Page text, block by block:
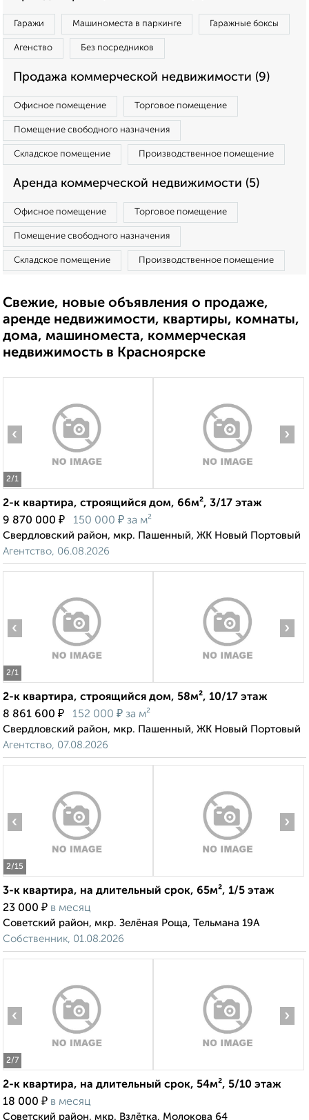
Гаражи Машиноместа в паркинге Гаражные боксы
Агенство Без посредников
Продажа коммерческой недвижимости (9)
Офисное помещение Торговое помещение
Помещение свободного назначения
Складское помещение Производственное помещение
Аренда коммерческой недвижимости (5)
Офисное помещение Торговое помещение
Помещение свободного назначения
Складское помещение Производственное помещение
Свежие, новые объявления о продаже,
аренде недвижимости, квартиры, комнаты,
дома, машиноместа, коммерческая
недвижимость в Красноярске
2/1
‹ ›
2-к квартира, строящийся дом, 66м², 3/17 этаж
9 870 000 ₽ 150 000 ₽ за м²
Свердловский район, мкр. Пашенный, ЖК Новый Портовый
Агентство, 06.08.2026
2/1
‹ ›
2-к квартира, строящийся дом, 58м², 10/17 этаж
8 861 600 ₽ 152 000 ₽ за м²
Свердловский район, мкр. Пашенный, ЖК Новый Портовый
Агентство, 07.08.2026
2/15
‹ ›
3-к квартира, на длительный срок, 65м², 1/5 этаж
23 000 ₽ в месяц
Советский район, мкр. Зелёная Роща, Тельмана 19А
Собственник, 01.08.2026
2/7
‹ ›
2-к квартира, на длительный срок, 54м², 5/10 этаж
18 000 ₽ в месяц
Советский район, мкр. Взлётка, Молокова 64